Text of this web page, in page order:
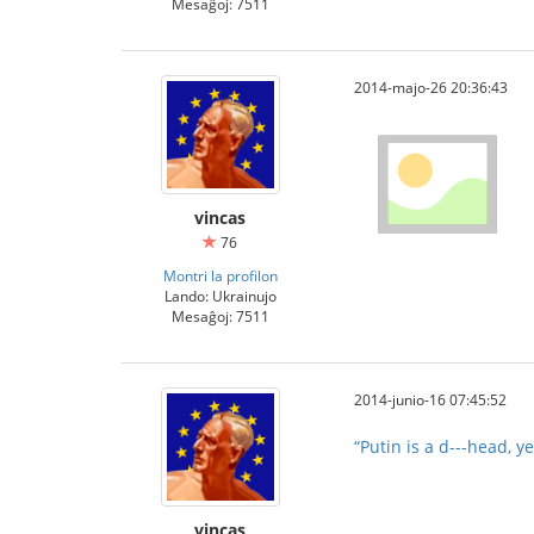
vincas
76
Montri la profilon
Lando: Ukrainujo
Mesaĝoj: 7511
2014-majo-26 20:36:43
vincas
2014-junio-16 07:45:52
“Putin is a d---head,